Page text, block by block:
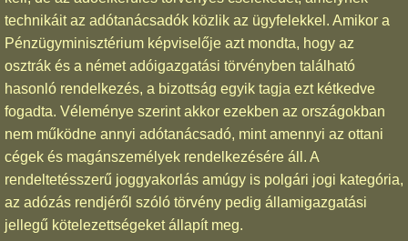
technikáit az adótanácsadók közlik az ügyfelekkel. Amikor a
Pénzügyminisztérium képviselője azt mondta, hogy az
osztrák és a német adóigazgatási törvényben található
hasonló rendelkezés, a bizottság egyik tagja ezt kétkedve
fogadta. Véleménye szerint akkor ezekben az országokban
nem működne annyi adótanácsadó, mint amennyi az ottani
cégek és magánszemélyek rendelkezésére áll. A
rendeltetésszerű joggyakorlás amúgy is polgári jogi kategória,
az adózás rendjéről szóló törvény pedig államigazgatási
jellegű kötelezettségeket állapít meg.